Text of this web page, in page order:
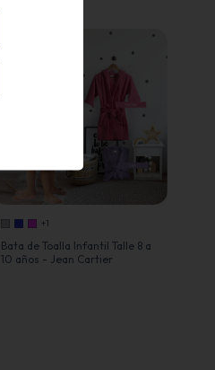
+1
Bata de Toalla Infantil Talle 8 a
10 años - Jean Cartier